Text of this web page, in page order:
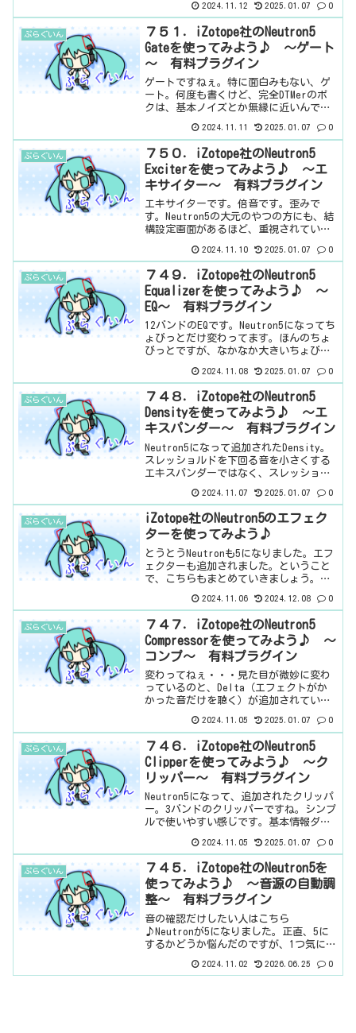
のずれ、非対称性を修正してくれるもの
だと思ってるんですけどね。はたして、
これで合ってい...
2024.11.12 2025.01.07 0
ぷらぐいん
７５１．iZotope社のNeutron5
Gateを使ってみよう♪ ～ゲート
～ 有料プラグイン
ゲートですねぇ。特に面白みもない、ゲ
ート。何度も書くけど、完全DTMerのボ
クは、基本ノイズとか無縁に近いんです
基本情報ダウンロードはこちら。インス
トール方法iZotope Product Portal
と...
2024.11.11 2025.01.07 0
ぷらぐいん
７５０．iZotope社のNeutron5
Exciterを使ってみよう♪ ～エ
キサイター～ 有料プラグイン
エキサイターです。倍音です。歪みで
す。Neutron5の大元のやつの方にも、結
構設定画面があるほど、重視されている
よるから、そこは自分で決めて、ってこ
とかもしれません。まぁ、それぐらい、
音に影響を与えるも...
2024.11.10 2025.01.07 0
ぷらぐいん
７４９．iZotope社のNeutron5
Equalizerを使ってみよう♪ ～
EQ～ 有料プラグイン
12バンドのEQです。Neutron5になってち
ょびっとだけ変わってます。ほんのちょ
びっとですが、なかなか大きいちょびっ
ら。インストール方法iZotope Product
Portalというソフトからインス...
2024.11.08 2025.01.07 0
ぷらぐいん
７４８．iZotope社のNeutron5
Densityを使ってみよう♪ ～エ
キスパンダー～ 有料プラグイン
Neutron5になって追加されたDensity。
スレッショルドを下回る音を小さくする
エキスパンダーではなく、スレッショル
ンダー。何らかの名前をつければいいの
にね。まぁ、それをDensityと名付けた
のか...
2024.11.07 2025.01.07 0
ぷらぐいん
iZotope社のNeutron5のエフェク
ターを使ってみよう♪
とうとうNeutronも5になりました。エフ
ェクターも追加されました。ということ
で、こちらもまとめていきましょう。
CompressorNeutron5 DensityNeut...
2024.11.06 2024.12.08 0
ぷらぐいん
７４７．iZotope社のNeutron5
Compressorを使ってみよう♪ ～
コンプ～ 有料プラグイン
変わってねぇ・・・見た目が微妙に変わ
っているのと、Delta（エフェクトがか
かった音だけを聴く）が追加されている
ピペ。基本情報ダウンロードはこちら。
インストール方法iZotope Product
Port...
2024.11.05 2025.01.07 0
ぷらぐいん
７４６．iZotope社のNeutron5
Clipperを使ってみよう♪ ～ク
リッパー～ 有料プラグイン
Neutron5になって、追加されたクリッパ
ー。3バンドのクリッパーですね。シンプ
ルで使いやすい感じです。基本情報ダウ
iZotope Product Portalというソフト
からインストール見た目はこんな感...
2024.11.05 2025.01.07 0
ぷらぐいん
７４５．iZotope社のNeutron5を
使ってみよう♪ ～音源の自動調
整～ 有料プラグイン
音の確認だけしたい人はこちら
♪Neutronが5になりました。正直、5に
するかどうか悩んだのですが、1つ気にな
トしてみた。iZotopeのプラグインで
2024.11.02 2026.06.25 0